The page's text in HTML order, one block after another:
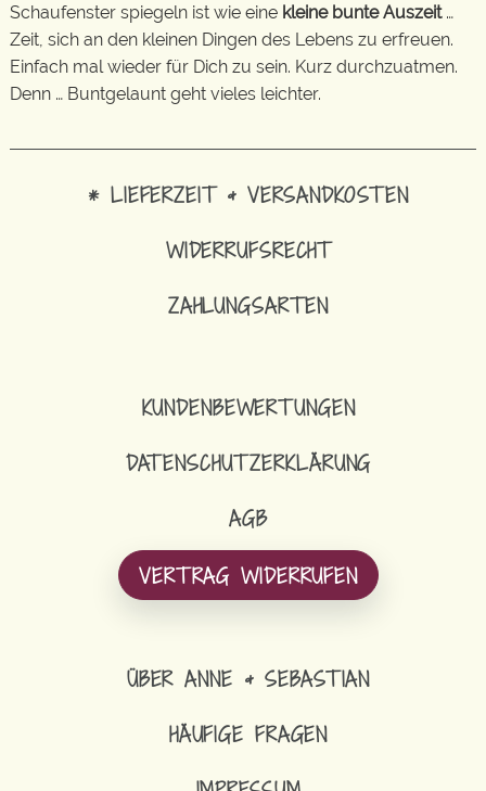
Schaufenster spiegeln ist wie eine kleine bunte Auszeit…
Zeit, sich an den kleinen Dingen des Lebens zu erfreuen.
Einfach mal wieder für Dich zu sein. Kurz durchzuatmen.
Denn … Buntgelaunt geht vieles leichter.
* LIEFERZEIT & VERSANDKOSTEN
WIDERRUFSRECHT
ZAHLUNGSARTEN
KUNDENBEWERTUNGEN
DATENSCHUTZERKLÄRUNG
AGB
VERTRAG WIDERRUFEN
ÜBER ANNE & SEBASTIAN
HÄUFIGE FRAGEN